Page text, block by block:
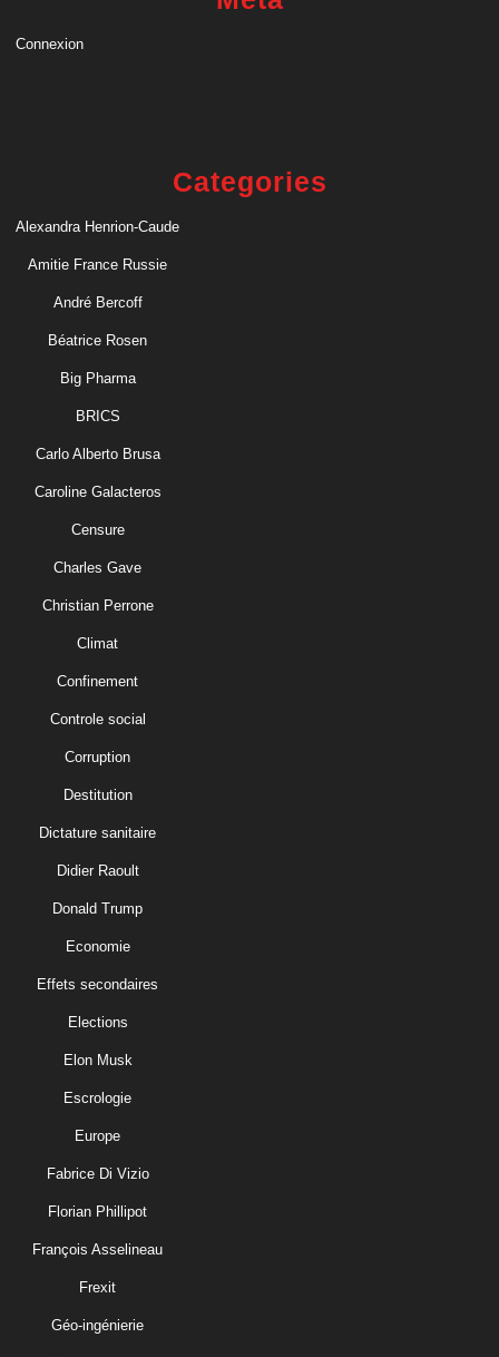
Connexion
Categories
Alexandra Henrion-Caude
Amitie France Russie
André Bercoff
Béatrice Rosen
Big Pharma
BRICS
Carlo Alberto Brusa
Caroline Galacteros
Censure
Charles Gave
Christian Perrone
Climat
Confinement
Controle social
Corruption
Destitution
Dictature sanitaire
Didier Raoult
Donald Trump
Economie
Effets secondaires
Elections
Elon Musk
Escrologie
Europe
Fabrice Di Vizio
Florian Phillipot
François Asselineau
Frexit
Géo-ingénierie